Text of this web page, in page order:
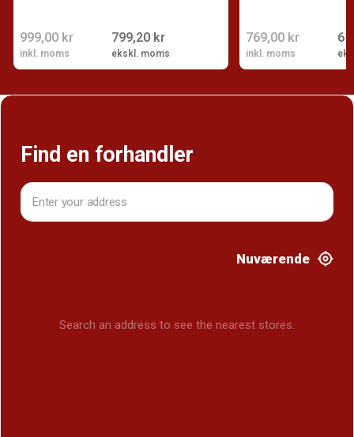
799,20 kr
ekskl. moms
999,00 kr
inkl. moms
769,00 kr
inkl. moms
Find en forhandler
Nuværende
Search an address to see the nearest stores.